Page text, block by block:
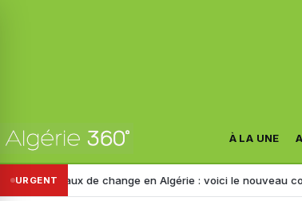
À LA UNE
URGENT
de change en Algérie : voici le nouveau cours de